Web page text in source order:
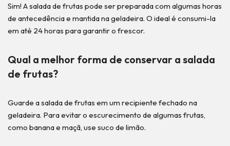
Sim! A salada de frutas pode ser preparada com algumas horas
de antecedência e mantida na geladeira. O ideal é consumi-la
em até 24 horas para garantir o frescor.
Qual a melhor forma de conservar a salada
de frutas?
Guarde a salada de frutas em um recipiente fechado na
geladeira. Para evitar o escurecimento de algumas frutas,
como banana e maçã, use suco de limão.